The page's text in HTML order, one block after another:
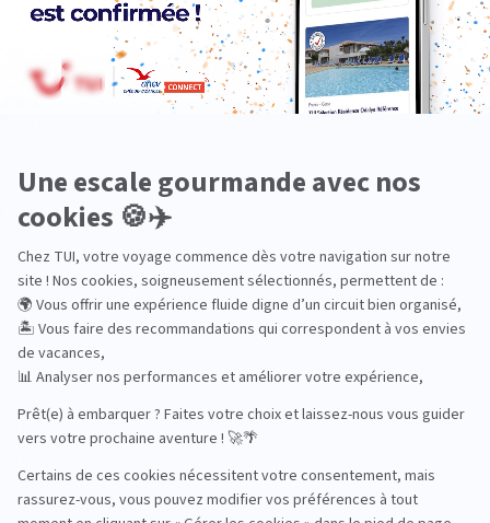
Découverte
En couple
En famille
En solo